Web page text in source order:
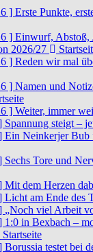
] Erste Punkte,
] Einwurf, Abstoß,
2026/27
] Reden wir mal
] Namen und
] Weiter, immer
Spannung steigt –
Ein Neinkerjer Bub
Sechs Tore und
Mit dem Herzen
Licht am Ende des
„Noch viel Arbeit
1:0 in Bexbach –
Startseite
Borussia testet bei